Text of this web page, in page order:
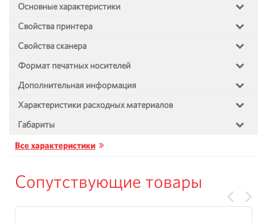
Основные характеристики
Свойства принтера
Свойства сканера
Формат печатных носителей
Дополнительная информация
Характеристики расходных материалов
Габариты
Все характеристики
Сопутствующие товары